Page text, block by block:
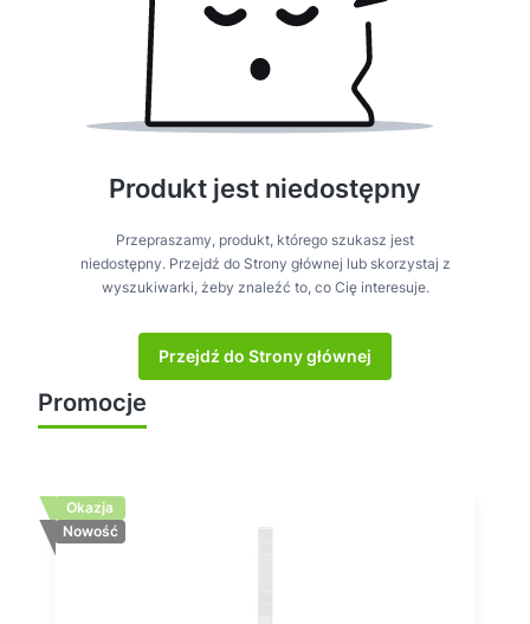
Produkt jest niedostępny
Przepraszamy, produkt, którego szukasz jest
niedostępny. Przejdź do Strony głównej lub skorzystaj z
wyszukiwarki, żeby znaleźć to, co Cię interesuje.
Przejdź do Strony głównej
Promocje
Okazja
Nowość